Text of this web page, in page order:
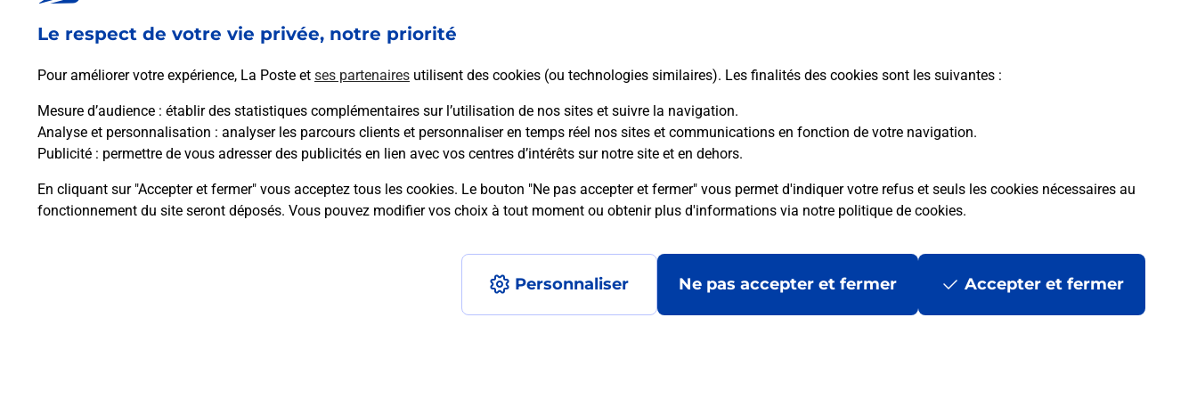
Le respect de votre vie privée, notre priorité
Pour améliorer votre expérience, La Poste et ses partenaires utilisent des cookies (ou technologies similaires). Les finalités des cookies sont les suivantes :
Mesure d’audience : établir des statistiques complémentaires sur l’utilisation de nos sites et suivre la navigation.
Analyse et personnalisation : analyser les parcours clients et personnaliser en temps réel nos sites et communications en fonction de votre navigation.
Publicité : permettre de vous adresser des publicités en lien avec vos centres d’intérêts sur notre site et en dehors.
En cliquant sur "Accepter et fermer" vous acceptez tous les cookies. Le bouton "Ne pas accepter et fermer" vous permet d'indiquer votre refus et seuls les cookies nécessaires au
fonctionnement du site seront déposés. Vous pouvez modifier vos choix à tout moment ou obtenir plus d'informations via notre politique de cookies.
Personnaliser Ne pas accepter et fermer Accepter et fermer
En savoir plus
Questions fréquemment posées
Comment envoyer un colis ou faire un retour chez un e-commerçant sans se déplacer ?